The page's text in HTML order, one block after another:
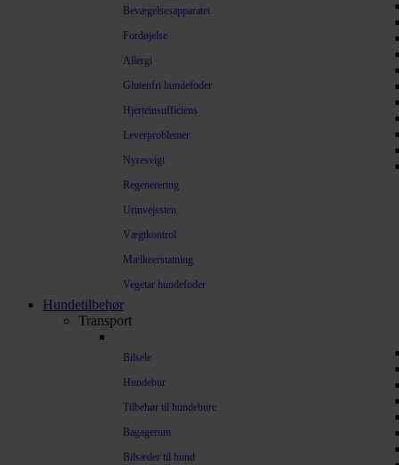
Bevægelsesapparatet
Fordøjelse
Allergi
Glutenfri hundefoder
Hjerteinsufficiens
Leverproblemer
Nyresvigt
Regenerering
Urinvejssten
Vægtkontrol
Mælkeerstatning
Vegetar hundefoder
Hundetilbehør
Transport
Bilsele
Hundebur
Tilbehør til hundebure
Bagagerum
Bilsæder til hund